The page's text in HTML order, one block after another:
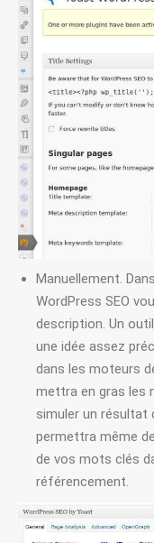
Manuellement.
WordPress SEO
description. Un outil
une idée assez
dans les moteurs
mettra en gras les
simuler un résultat
permettra même
de vos mots clés
référencement.